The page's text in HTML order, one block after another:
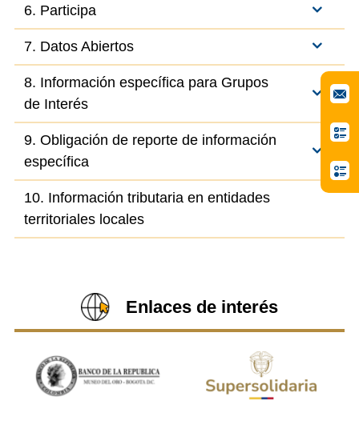
6. Participa
7. Datos Abiertos
8. Información específica para Grupos
de Interés
9. Obligación de reporte de información
específica
10. Información tributaria en entidades
territoriales locales
Enlaces de interés